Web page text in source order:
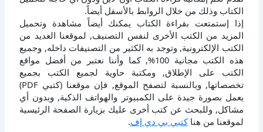
الكتاب وذلك من خلال الروابط بالأسفل أيضاً.
إذا إستمتعت بقراءة الكتاب يمكنك أيضاً مشاهدة وتحميل
المزيد من الكتب الأخرى لنفس التصنيف, لموقعنا العديد من
الكتب الإلكترونية, وتوجد به الكثير من التصنيفات داخله, وجميع
هذه الكتب مجانية 100%, كما وأننا نعتبر من أفضل مواقع
الكتب على الإطلاق, ومكتبة حاوية لجميع الكتب بجميع
تخصصاتها, وبالنسبة لتصفح الموقع, فإن موقعنا (كتبي PDF)
يعمل بصورة جيدة على الكمبيوتر والهواتف الذكية, وبدون أي
مشاكل, وللبحث عن كتب أخرى عليك بزيارة الصفحة الرئيسية
لموقعنا من هناكتبي بي دي إف.